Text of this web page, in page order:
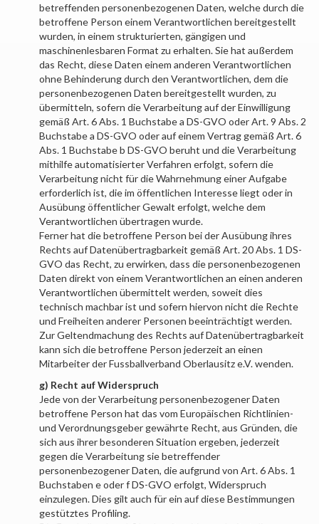
betreffenden personenbezogenen Daten, welche durch die
betroffene Person einem Verantwortlichen bereitgestellt
wurden, in einem strukturierten, gängigen und
maschinenlesbaren Format zu erhalten. Sie hat außerdem
das Recht, diese Daten einem anderen Verantwortlichen
ohne Behinderung durch den Verantwortlichen, dem die
personenbezogenen Daten bereitgestellt wurden, zu
übermitteln, sofern die Verarbeitung auf der Einwilligung
gemäß Art. 6 Abs. 1 Buchstabe a DS-GVO oder Art. 9 Abs. 2
Buchstabe a DS-GVO oder auf einem Vertrag gemäß Art. 6
Abs. 1 Buchstabe b DS-GVO beruht und die Verarbeitung
mithilfe automatisierter Verfahren erfolgt, sofern die
Verarbeitung nicht für die Wahrnehmung einer Aufgabe
erforderlich ist, die im öffentlichen Interesse liegt oder in
Ausübung öffentlicher Gewalt erfolgt, welche dem
Verantwortlichen übertragen wurde.
Ferner hat die betroffene Person bei der Ausübung ihres
Rechts auf Datenübertragbarkeit gemäß Art. 20 Abs. 1 DS-
GVO das Recht, zu erwirken, dass die personenbezogenen
Daten direkt von einem Verantwortlichen an einen anderen
Verantwortlichen übermittelt werden, soweit dies
technisch machbar ist und sofern hiervon nicht die Rechte
und Freiheiten anderer Personen beeinträchtigt werden.
Zur Geltendmachung des Rechts auf Datenübertragbarkeit
kann sich die betroffene Person jederzeit an einen
Mitarbeiter derFussballverband Oberlausitz e.V.wenden.
g) Recht auf Widerspruch
Jede von der Verarbeitung personenbezogener Daten
betroffene Person hat das vom Europäischen Richtlinien-
und Verordnungsgeber gewährte Recht, aus Gründen, die
sich aus ihrer besonderen Situation ergeben, jederzeit
gegen die Verarbeitung sie betreffender
personenbezogener Daten, die aufgrund von Art. 6 Abs. 1
Buchstaben e oder f DS-GVO erfolgt, Widerspruch
einzulegen. Dies gilt auch für ein auf diese Bestimmungen
gestütztes Profiling.